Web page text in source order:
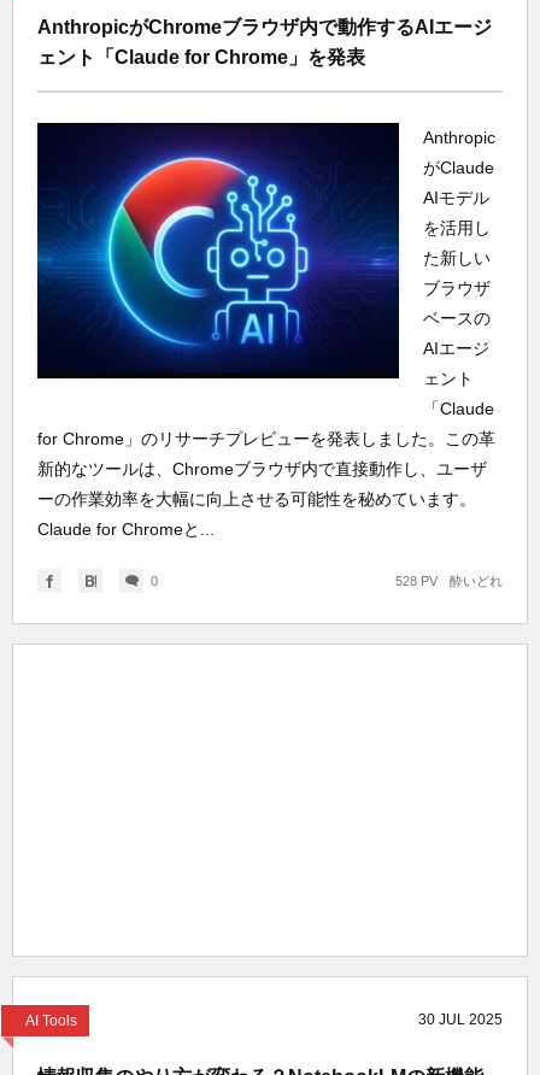
AnthropicがChromeブラウザ内で動作するAIエージ
ェント「Claude for Chrome」を発表
Anthropic
がClaude
AIモデル
を活用し
た新しい
ブラウザ
ベースの
AIエージ
ェント
「Claude
for Chrome」のリサーチプレビューを発表しました。この革
新的なツールは、Chromeブラウザ内で直接動作し、ユーザ
ーの作業効率を大幅に向上させる可能性を秘めています。
Claude for Chromeと...
0 酔いどれ
528 PV
AI Tools 30 JUL 2025